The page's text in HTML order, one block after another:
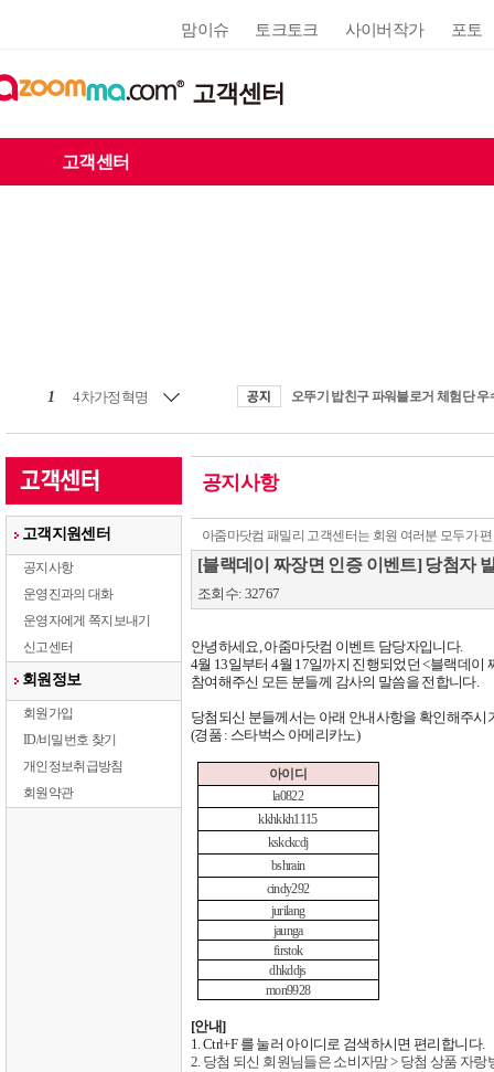
맘이슈 토크토크 사이버작가 포토
고객센터
고객센터
1 4차가정혁명
고객지원센터
공지사항
운영진과의 대화
운영자에게 쪽지보내기
신고센터
회원정보
회원가입
ID/비밀번호 찾기
개인정보취급방침
회원약관
공지사항
아줌마닷컴 패밀리 고객센터는 회원 여러분 모두가
[블랙데이 짜장면 인증 이벤트] 당첨자
조회수: 32767
안녕하세요,아줌마닷컴 이벤트 담당자입니다.
4월 13일부터 4월 17일까지 진행되었던 <블랙데이
참여해주신 모든 분들께 감사의 말씀을 전합니다.
당첨되신 분들께서는 아래 안내사항을 확인해주시
(경품 : 스타벅스 아메리카노)
아이디
la0822
kkhkkh1115
kskckcdj
bshrain
cindy292
jurilang
jaunga
firstok
dhkddjs
mon9928
[안내]
1. Ctrl+F 를 눌러 아이디로 검색하시면 편리합니다.
2. 당첨 되신 회원님들은 소비자맘> 당첨 상품 자랑